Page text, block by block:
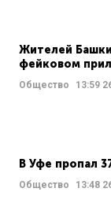
Жителей
фейковом
Общество 13:59
В Уфе пропал
Общество 13:48